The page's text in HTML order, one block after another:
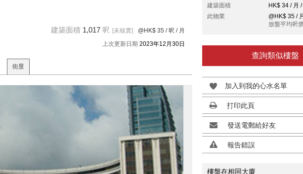
建築面積 1,017 呎 [未核實] @HK$ 35 / 呎 / 月
上次更新日期 2023年12月30日
街景
建築面積
HK$ 34 / 月 /
此物業
@HK$ 35 /
放盤平均呎
查詢類似樓盤
加入到我的心水名單
打印此頁
發送電郵給好友
報告錯誤
樓盤在相同大廈